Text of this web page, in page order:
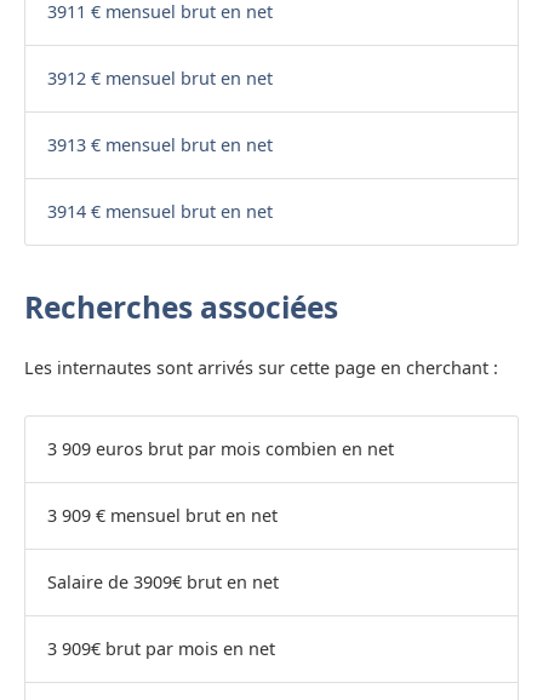
3911 € mensuel brut en net
3912 € mensuel brut en net
3913 € mensuel brut en net
3914 € mensuel brut en net
Recherches associées
Les internautes sont arrivés sur cette page en cherchant :
3 909 euros brut par mois combien en net
3 909 € mensuel brut en net
Salaire de 3909€ brut en net
3 909€ brut par mois en net